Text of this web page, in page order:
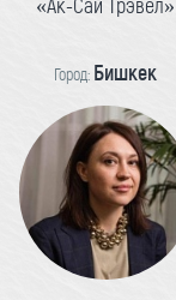
Город: Бишкек